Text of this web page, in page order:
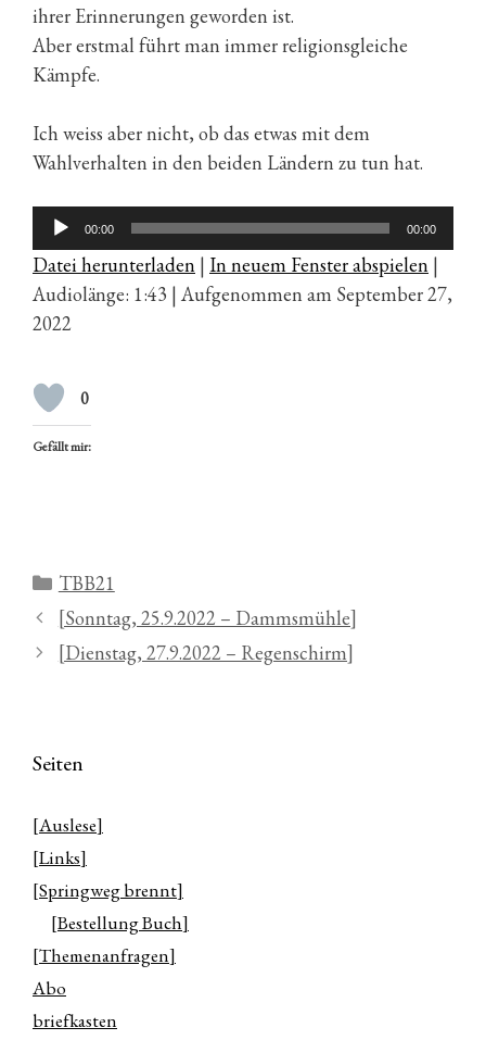
ihrer Erinnerungen geworden ist.
Aber erstmal führt man immer religionsgleiche
Kämpfe.
Ich weiss aber nicht, ob das etwas mit dem
Wahlverhalten in den beiden Ländern zu tun hat.
Audio-
Player
00:00 00:00
Datei herunterladen | In neuem Fenster abspielen |
Audiolänge: 1:43 | Aufgenommen am September 27,
2022
0
Gefällt mir:
Kategorien
TBB21
[Sonntag, 25.9.2022 – Dammsmühle]
[Dienstag, 27.9.2022 – Regenschirm]
Seiten
[Auslese]
[Links]
[Springweg brennt]
[Bestellung Buch]
[Themenanfragen]
Abo
briefkasten